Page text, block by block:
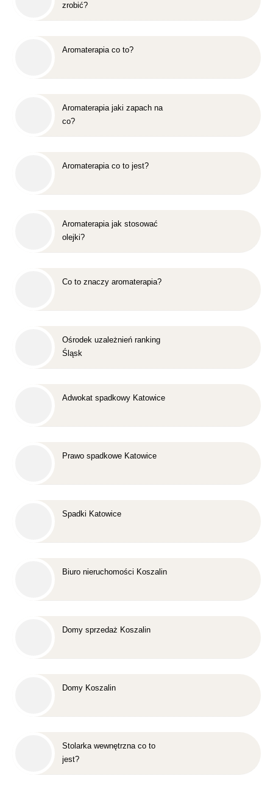
zrobić?
Aromaterapia co to?
Aromaterapia jaki zapach na
co?
Aromaterapia co to jest?
Aromaterapia jak stosować
olejki?
Co to znaczy aromaterapia?
Ośrodek uzależnień ranking
Śląsk
Adwokat spadkowy Katowice
Prawo spadkowe Katowice
Spadki Katowice
Biuro nieruchomości Koszalin
Domy sprzedaż Koszalin
Domy Koszalin
Stolarka wewnętrzna co to
jest?